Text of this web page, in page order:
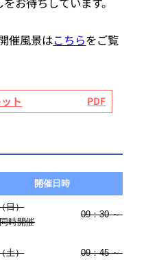
ニット
ト
ユニット
ニット
ビ
催風景はこちらをご覧
ト
開催日時
日）
時開催
09：30 ～ 16：
土） 09：45 ～ 16：